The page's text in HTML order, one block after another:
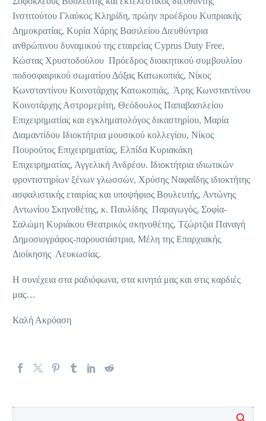
Ινστιτούτου Γλαύκος Κληρίδη, πρώην προέδρου Κυπριακής
Δημοκρατίας, Κυρία Χάρης Βασιλείου Διευθύντρια
ανθρώπινου δυναμικού της εταιρείας Cyprus Duty Free,
Κώστας Χρυστοδούλου Πρόεδρος διοικητικού συμβουλίου
ποδοσφαιρικού σωματίου Δόξας Κατωκοπιάς, Νίκος
Κωνσταντίνου Κοινοτάρχης Κατωκοπιάς, Άρης Κωνσταντίνου
Κοινοτάρχης Αστρομερίτη, Θεόδουλος Παπαβασιλείου
Επιχειρηματίας και εγκληματολόγος δικαστηρίου, Μαρία
Διαμαντίδου Ιδιοκτήτρια μουσικού κολλεγίου, Νίκος
Πουρούτος Επιχειρηματίας, Ελπίδα Κυριακάκη
Επιχειρηματίας, Αγγελική Ανδρέου. Ιδιοκτήτρια ιδιωτικών
φροντιστηρίων ξένων γλωσσών, Χρύσης Ναφαΐδης ιδιοκτήτης
ασφαλιστικής εταιρίας και υποψήφιος Βουλευτής, Αντώνης
Αντωνίου Σκηνοθέτης, κ. Παυλίδης Παραγωγός, Σοφία-
Σαλώμη Κυριάκου Θεατρικός σκηνοθέτης, Τζώρτζια Παναγή
Δημοσιογράφος-παρουσιάστρια, Μέλη της Επαρχιακής
Διοίκησης Λευκωσίας.
Η συνέχεια στα ραδιόφωνα, στα κινητά μας και στις καρδιές
μας…
Καλή Ακρόαση